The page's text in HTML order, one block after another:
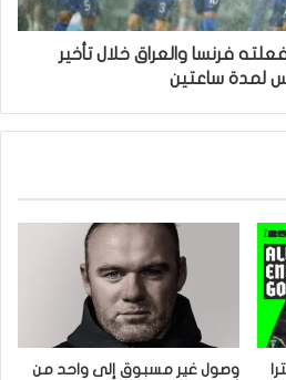
2026: ما فعلته فرنسا والعراق خلال تأخير
لمدة ساعتين
وصول غير مسبوق إلى واحد من